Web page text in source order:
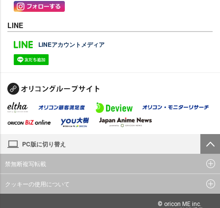
LINE
LINEアカウントメディア
PC版に切り替え
禁無断複写転載
クッキーの使用について
© oricon ME inc.